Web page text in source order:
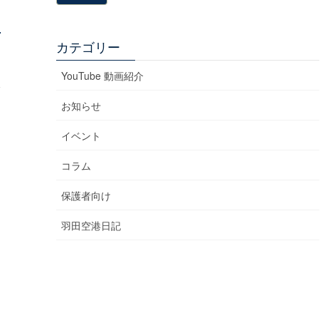
カテゴリー
YouTube 動画紹介
お知らせ
イベント
コラム
保護者向け
羽田空港日記